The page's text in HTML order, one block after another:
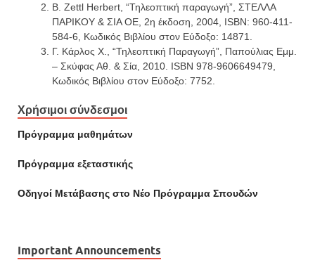
Β. Zettl Herbert, “Τηλεοπτική παραγωγή”, ΣΤΕΛΛΑ
ΠΑΡΙΚΟΥ & ΣΙΑ ΟΕ, 2η έκδοση, 2004, ISBN: 960-411-
584-6, Κωδικός Βιβλίου στον Εύδοξο: 14871.
Γ. Κάρλος Χ., “Τηλεοπτική Παραγωγή”, Παπούλιας Εμμ.
– Σκύφας Αθ. & Σία, 2010. ISBN 978-9606649479,
Κωδικός Βιβλίου στον Εύδοξο: 7752.
Χρήσιμοι σύνδεσμοι
Πρόγραμμα μαθημάτων
Πρόγραμμα εξεταστικής
Οδηγοί Mετάβασης στο Νέο Πρόγραμμα Σπουδών
Important Announcements